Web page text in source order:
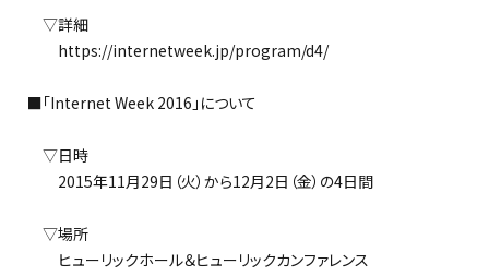
▽詳細
https://internetweek.jp/program/d4/
■「Internet Week 2016」について
▽日時
2015年11月29日（火）から12月2日（金）の4日間
▽場所
ヒューリックホール＆ヒューリックカンファレンス